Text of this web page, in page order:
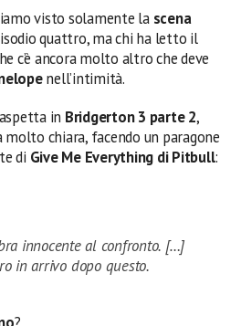
visto solamente lascena
quattro, ma chi ha letto il
c’è ancora molto altro che deve
nell’intimità.
in Bridgerton 3 parte 2,
chiara, facendo un paragone
di Give Me Everything di Pitbull:
innocente al confronto. […]
in arrivo dopo questo.
?